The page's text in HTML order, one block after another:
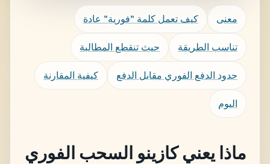
معنى كيف تعمل كلمة "فورية" عادة
تناسب الطريقة حيث تنقطع المطالبة
حدود الدفع الفوري مقابل الدفع كيفية المقارنة
اليوم
ماذا يعني كازينو السحب الفوري